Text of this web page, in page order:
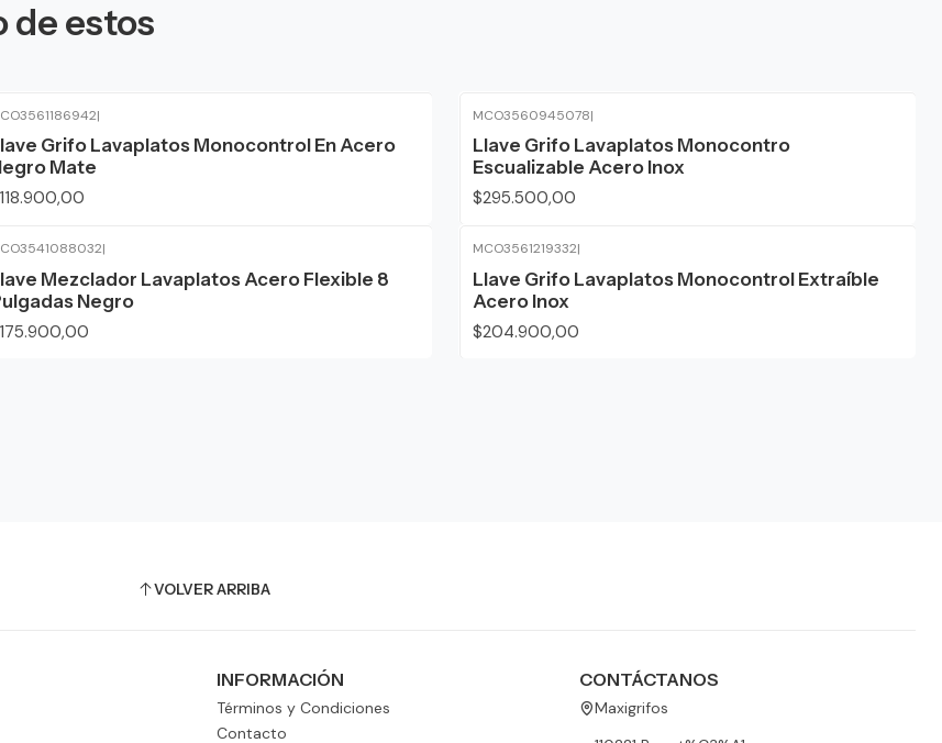
de estos
|
Grifo Lavaplatos Monocontrol En Acero
Mate
MCO3560945078|
Llave Grifo Lavaplatos Monocontro
Escualizable Acero Inox
$295.500,00
|
Mezclador Lavaplatos Acero Flexible 8
Negro
MCO3561219332|
Llave Grifo Lavaplatos Monocontrol Extraíble
Acero Inox
$204.900,00
VOLVER ARRIBA
INFORMACIÓN
Términos y Condiciones
Contacto
CONTÁCTANOS
Maxigrifos